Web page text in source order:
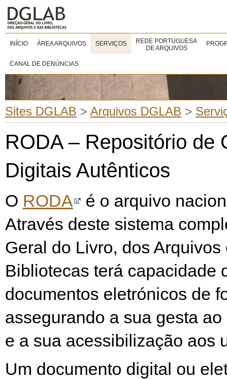
INÍCIO ÁREA ARQUIVOS SERVIÇOS
REDE PORTUGUESA
DE ARQUIVOS
CANAL DE DENÚNCIAS
Sites DGLAB > Arquivos DGLAB >
RODA – Repositório de
Digitais Autênticos
O RODA
é o arquivo
Através deste sistema
Geral do Livro, dos Arquivos
Bibliotecas terá capacidade
documentos eletrónicos de
assegurando a sua gesta
e a sua acessibilização aos
Um documento digital ou